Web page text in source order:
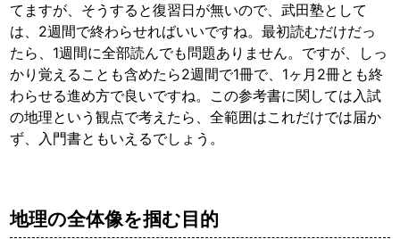
てますが、そうすると復習日が無いので、武田塾として
は、2週間で終わらせればいいですね。最初読むだけだっ
たら、1週間に全部読んでも問題ありません。ですが、しっ
かり覚えることも含めたら2週間で1冊で、1ヶ月2冊とも終
わらせる進め方で良いですね。この参考書に関しては入試
の地理という観点で考えたら、全範囲はこれだけでは届か
ず、入門書ともいえるでしょう。
地理の全体像を掴む目的